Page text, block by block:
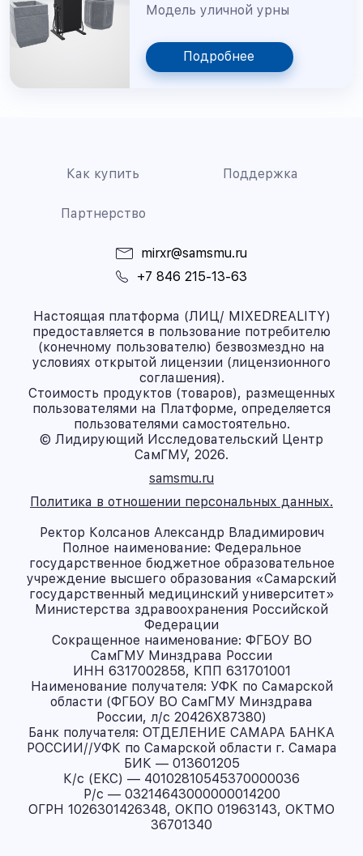
Модель уличной урны
Подробнее
Как купить Поддержка
Партнерство
mirxr@samsmu.ru
+7 846 215-13-63
Настоящая платформа (ЛИЦ/ MIXEDREALITY)
предоставляется в пользование потребителю
(конечному пользователю) безвозмездно на
условиях открытой лицензии (лицензионного
соглашения).
Стоимость продуктов (товаров), размещенных
пользователями на Платформе, определяется
пользователями самостоятельно.
© Лидирующий Исследовательский Центр
СамГМУ, 2026.
samsmu.ru
Политика в отношении персональных данных.
Ректор Колсанов Александр Владимирович
Полное наименование: Федеральное
государственное бюджетное образовательное
учреждение высшего образования «Самарский
государственный медицинский университет»
Министерства здравоохранения Российской
Федерации
Сокращенное наименование: ФГБОУ ВО
СамГМУ Минздрава России
ИНН 6317002858, КПП 631701001
Наименование получателя: УФК по Самарской
области (ФГБОУ ВО СамГМУ Минздрава
России, л/с 20426X87380)
Банк получателя: ОТДЕЛЕНИЕ САМАРА БАНКА
РОССИИ//УФК по Самарской области г. Самара
БИК — 013601205
К/с (ЕКС) — 40102810545370000036
Р/с — 03214643000000014200
ОГРН 1026301426348, ОКПО 01963143, ОКТМО
36701340